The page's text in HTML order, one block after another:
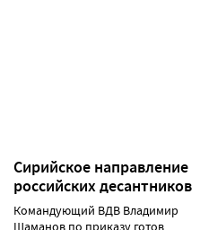
Сирийское направление
российских десантников
Командующий ВДВ Владимир
Шаманов по приказу готов